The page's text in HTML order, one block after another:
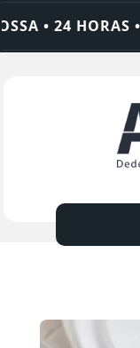
• 24 HORAS •